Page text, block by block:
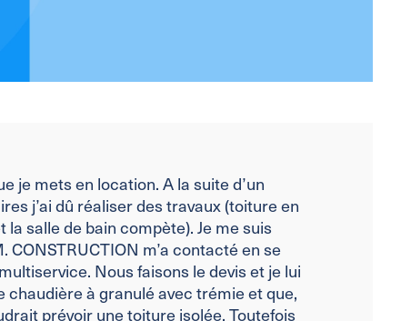
je mets en location. A la suite d’un
j’ai dû réaliser des travaux (toiture en
salle de bain compète). Je me suis
m’a contacté en se
Nous faisons le devis et je lui
chaudière à granulé avec trémie et que,
prévoir une toiture isolée. Toutefois